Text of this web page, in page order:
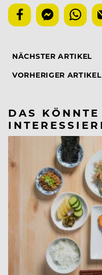
NÄCHSTER ARTIKEL
VORHERIGER ARTIKEL
DAS